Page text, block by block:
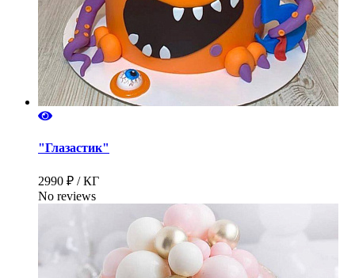
"Глазастик"
2990 ₽ / КГ
No reviews